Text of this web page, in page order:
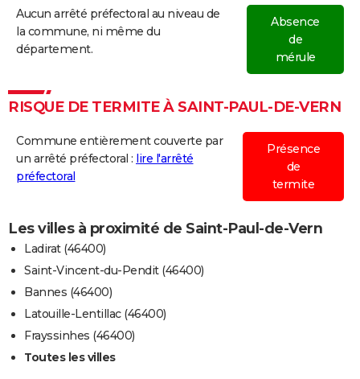
Aucun arrêté préfectoral au niveau de
la commune, ni même du
département.
Absence
de
mérule
RISQUE DE TERMITE À SAINT-PAUL-DE-VERN
Commune entièrement couverte par
un arrêté préfectoral : lire l'arrêté
préfectoral
Présence
de
termite
Les villes à proximité de Saint-Paul-de-Vern
Ladirat (46400)
Saint-Vincent-du-Pendit (46400)
Bannes (46400)
Latouille-Lentillac (46400)
Frayssinhes (46400)
Toutes les villes